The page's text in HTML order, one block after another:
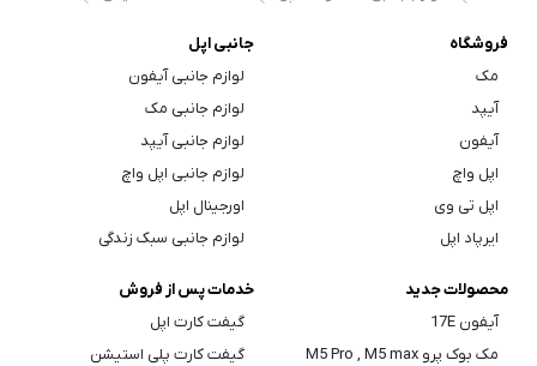
فروشگاه
مک
آیپد
آیفون
اپل واچ
اپل تی وی
ایرپاد اپل
جانبی اپل
لوازم جانبی آیفون
لوازم جانبی مک
لوازم جانبی آیپد
لوازم جانبی اپل واچ
اورجینال اپل
لوازم جانبی سبک زندگی
محصولات جدید
آیفون 17E
مک بوک پرو M5 Pro , M5 max
خدمات پس از فروش
گیفت کارت اپل
گیفت کارت پلی استیشن